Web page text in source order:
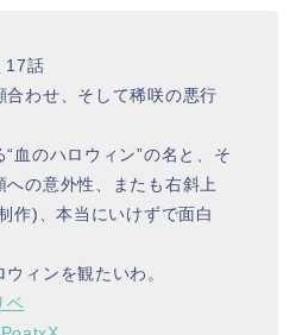
17話
合わせ、そして稀咲の悪行
“血のハロウィン”の名と、そ
の意外性、またも右斜上
作)、本当にいけずで面白
ィンを観たいわ。
ベ